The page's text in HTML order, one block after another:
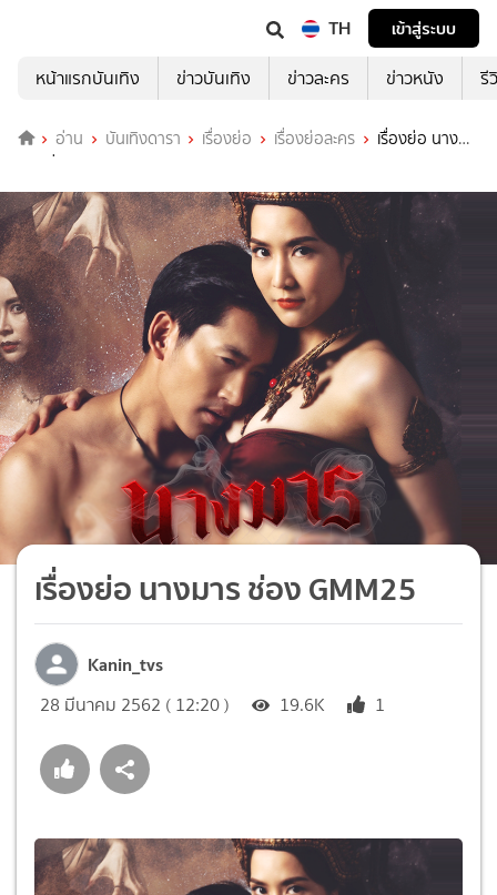
TH
เข้าสู่ระบบ
หน้าแรกบันเทิง
ข่าวบันเทิง ข่าวละคร ข่าวหนัง รี
อ่าน บันเทิงดารา เรื่องย่อ เรื่องย่อละคร
เรื่องย่อ นาง
มาร ช่อง GMM25
เรื่องย่อ นางมาร ช่อง GMM25
Kanin_tvs
28 มีนาคม 2562 ( 12:20 ) 19.6K 1